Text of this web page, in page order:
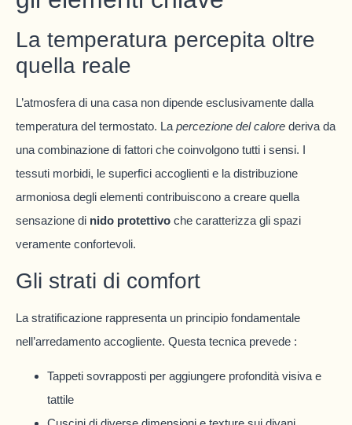
La temperatura percepita oltre
quella reale
L’atmosfera di una casa non dipende esclusivamente dalla
temperatura del termostato. La percezione del calore deriva da
una combinazione di fattori che coinvolgono tutti i sensi. I
tessuti morbidi, le superfici accoglienti e la distribuzione
armoniosa degli elementi contribuiscono a creare quella
sensazione di nido protettivo che caratterizza gli spazi
veramente confortevoli.
Gli strati di comfort
La stratificazione rappresenta un principio fondamentale
nell’arredamento accogliente. Questa tecnica prevede :
Tappeti sovrapposti per aggiungere profondità visiva e
tattile